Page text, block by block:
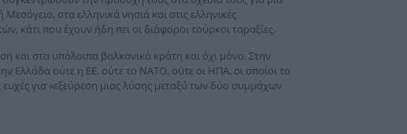
στα ελληνικά νησιά και στις ελληνικές
κάτι που έχουν ήδη πει οι διάφοροι τούρκοι ταραξίες.
και στα υπόλοιπα βαλκανικά κράτη και όχι μόνο. Στην
Ελλάδα ούτε η ΕΕ, ούτε το ΝΑΤΟ, ούτε οι ΗΠΑ, οι οποίοι το
για «εξεύρεση μιας λύσης μεταξύ των δύο συμμάχων